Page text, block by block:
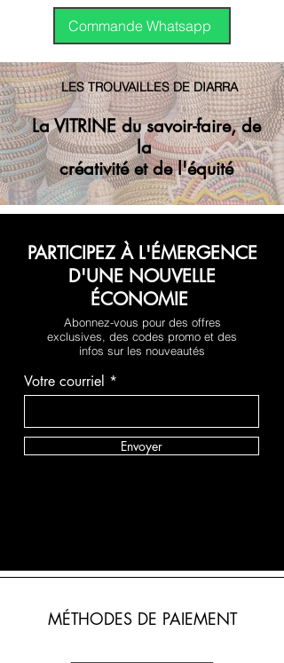
DHL
Commande Whatsapp
LES TROUVAILLES DE DIARRA
La VITRINE du savoir-faire, de
la
créativité et de l'équité
PARTICIPEZ À L'ÉMERGENCE
D'UNE NOUVELLE
ÉCONOMIE
Abonnez-vous pour des offres
exclusives, des codes promo et des
infos sur les nouveautés
Votre courriel
Envoyer
MÉTHODES DE PAIEMENT